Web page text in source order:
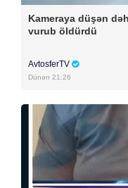
Kameraya düşən
vurub öldürdü
AvtosferTV
Dünən 21:26